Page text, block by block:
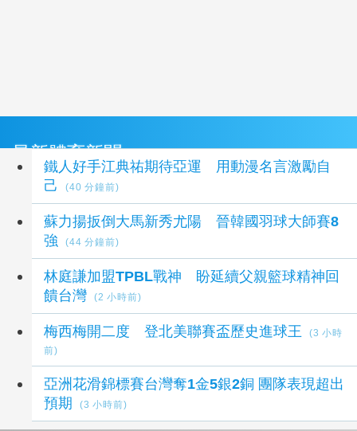
最新體育新聞
鐵人好手江典祐期待亞運 用動漫名言激勵自
己
(40 分鐘前)
蘇力揚扳倒大馬新秀尤陽 晉韓國羽球大師賽8
強
(44 分鐘前)
林庭謙加盟TPBL戰神 盼延續父親籃球精神回
饋台灣
(2 小時前)
梅西梅開二度 登北美聯賽盃歷史進球王
(3 小時
前)
亞洲花滑錦標賽台灣奪1金5銀2銅 團隊表現超出
預期
(3 小時前)